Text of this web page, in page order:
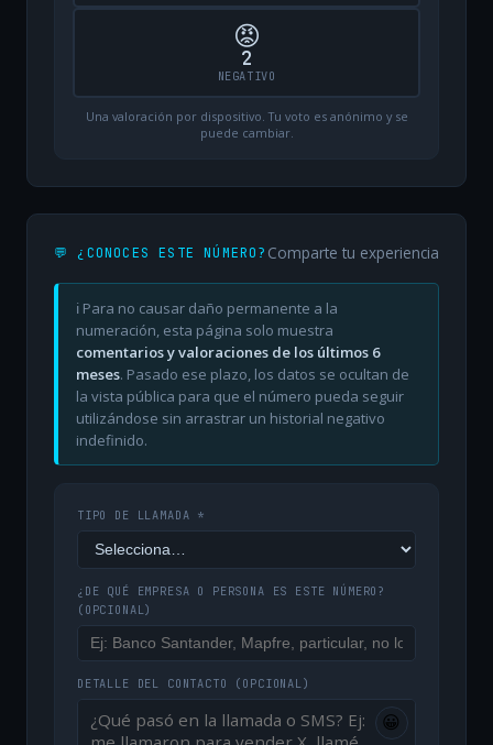
😡
2
NEGATIVO
Una valoración por dispositivo. Tu voto es anónimo y se
puede cambiar.
💬 ¿CONOCES ESTE NÚMERO? Comparte tu experiencia
ℹ️ Para no causar daño permanente a la
numeración, esta página solo muestra
comentarios y valoraciones de los últimos 6
meses. Pasado ese plazo, los datos se ocultan de
la vista pública para que el número pueda seguir
utilizándose sin arrastrar un historial negativo
indefinido.
TIPO DE LLAMADA *
¿DE QUÉ EMPRESA O PERSONA ES ESTE NÚMERO?
(OPCIONAL)
DETALLE DEL CONTACTO (OPCIONAL)
😀